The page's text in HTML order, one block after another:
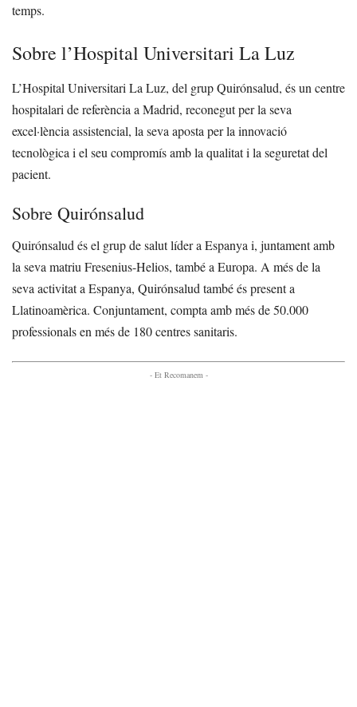
temps.
Sobre l’Hospital Universitari La Luz
L’Hospital Universitari La Luz, del grup Quirónsalud, és un centre
hospitalari de referència a Madrid, reconegut per la seva
excel·lència assistencial, la seva aposta per la innovació
tecnològica i el seu compromís amb la qualitat i la seguretat del
pacient.
Sobre Quirónsalud
Quirónsalud és el grup de salut líder a Espanya i, juntament amb
la seva matriu Fresenius-Helios, també a Europa. A més de la
seva activitat a Espanya, Quirónsalud també és present a
Llatinoamèrica. Conjuntament, compta amb més de 50.000
professionals en més de 180 centres sanitaris.
- Et Recomanem -